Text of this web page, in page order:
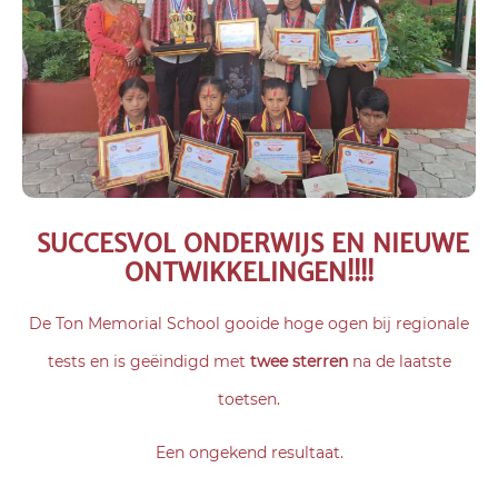
SUCCESVOL ONDERWIJS EN NIEUWE
ONTWIKKELINGEN!!!!
De Ton Memorial School gooide hoge ogen bij regionale
tests en is geëindigd met twee sterrenna de laatste
toetsen.
Een ongekend resultaat.